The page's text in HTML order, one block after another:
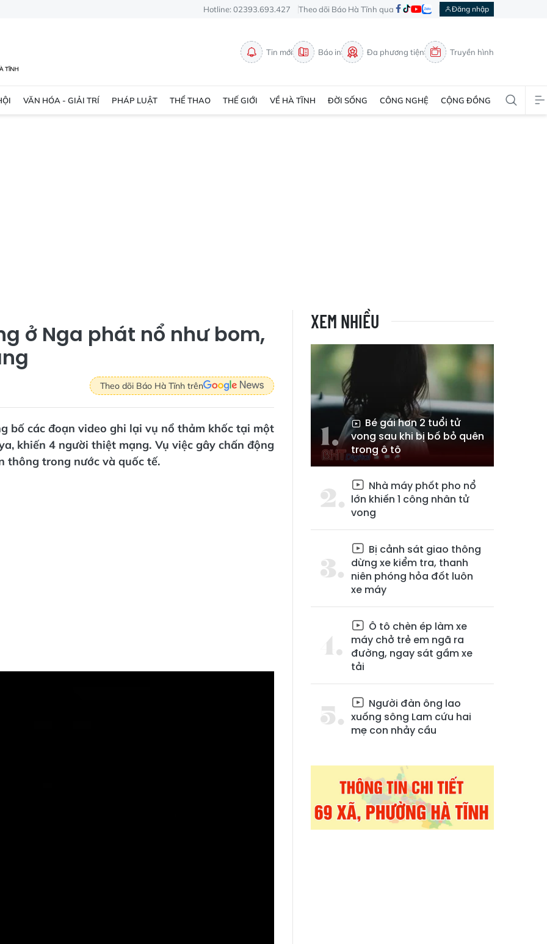
Hotline: 02393.693.427 Theo dõi Báo Hà Tĩnh qua Đăng nhập
Tin mới Báo in Đa phương tiện Truyền hình
VĂN HÓA - GIẢI TRÍ PHÁP LUẬT THỂ THAO THẾ GIỚI VỀ HÀ TĨNH ĐỜI SỐNG CÔNG NGHỆ CỘNG ĐỒNG
ở Nga phát nổ như bom,
Theo dõi Báo Hà Tĩnh trên
bố các đoạn video ghi lại vụ nổ thảm khốc tại một
khiến 4 người thiệt mạng. Vụ việc gây chấn động
thông trong nước và quốc tế.
XEM NHIỀU
Bé gái hơn 2 tuổi tử
vong sau khi bị bố bỏ quên
trong ô tô
Nhà máy phốt pho nổ
lớn khiến 1 công nhân tử
vong
Bị cảnh sát giao thông
dừng xe kiểm tra, thanh
niên phóng hỏa đốt luôn
xe máy
Ô tô chèn ép làm xe
máy chở trẻ em ngã ra
đường, ngay sát gầm xe
tải
Người đàn ông lao
xuống sông Lam cứu hai
mẹ con nhảy cầu